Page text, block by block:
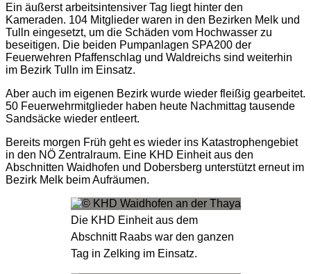
Ein äußerst arbeitsintensiver Tag liegt hinter den
Kameraden. 104 Mitglieder waren in den Bezirken Melk und
Tulln eingesetzt, um die Schäden vom Hochwasser zu
beseitigen. Die beiden Pumpanlagen SPA200 der
Feuerwehren Pfaffenschlag und Waldreichs sind weiterhin
im Bezirk Tulln im Einsatz.
Aber auch im eigenen Bezirk wurde wieder fleißig gearbeitet.
50 Feuerwehrmitglieder haben heute Nachmittag tausende
Sandsäcke wieder entleert.
Bereits morgen Früh geht es wieder ins Katastrophengebiet
in den NÖ Zentralraum. Eine KHD Einheit aus den
Abschnitten Waidhofen und Dobersberg unterstützt erneut im
Bezirk Melk beim Aufräumen.
Die KHD Einheit aus dem
Abschnitt Raabs war den ganzen
Tag in Zelking im Einsatz.